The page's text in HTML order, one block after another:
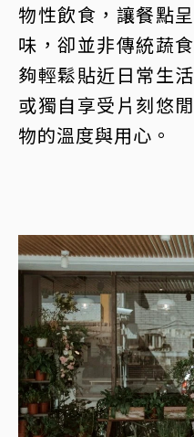
物性飲食，讓餐點
味，卻並非傳統蔬
夠輕鬆貼近日常生
或獨自享受片刻悠
物的溫度與用心。